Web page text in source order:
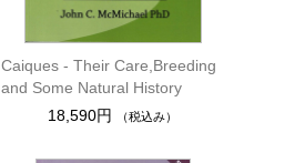
Caiques - Their Care,Breeding
and Some Natural History
18,590円
（税込み）